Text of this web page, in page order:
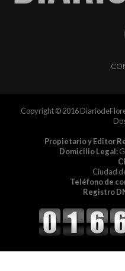
Copyright © 2016
Propietario y Editor
Domicilio Legal:
Ciudad
Teléfono de
Registro